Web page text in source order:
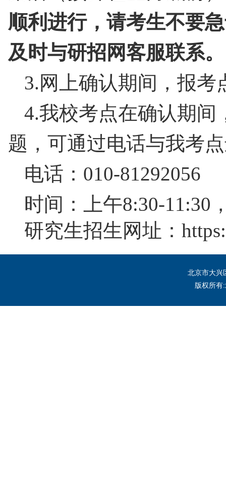
顺利进行，请考生不要
及时与研招网客服联系。
3.网上确认期间，报
4.我校考点在确认期间
题，可通过电话与我考
电话： 010-81292056
时间：上午8:30-11:30
研究生招生网址：
北京市大兴
版权所有